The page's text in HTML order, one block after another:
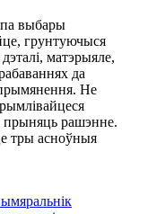
па выбары
грунтуючыся
матэрыяле,
да
Не
прыняць рашэнне.
тры асноўныя